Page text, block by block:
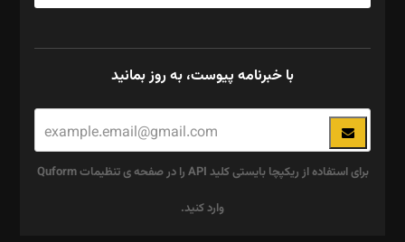
با خبرنامه پیوست، به روز بمانید
برای استفاده از ریکپچا بایستی کلید API را در صفحه ی تنظیمات Quform
وارد کنید.